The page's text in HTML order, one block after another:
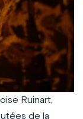
Ruinart,
de la